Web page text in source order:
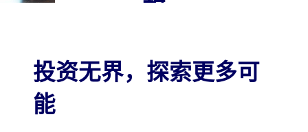
认
识
投资无界，探索更多可
能